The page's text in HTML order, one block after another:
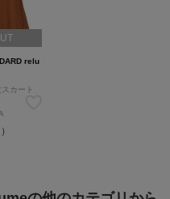
relu
カート